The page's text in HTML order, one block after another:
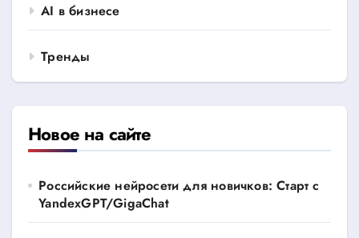
AI в бизнесе
Тренды
Новое на сайте
Российские нейросети для новичков: Старт с
YandexGPT/GigaChat